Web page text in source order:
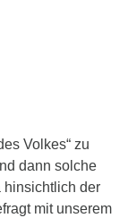
Volkes“ zu
dann solche
hinsichtlich der
mit unserem